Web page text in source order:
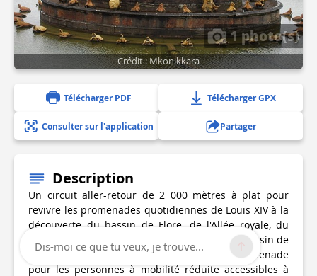
1 photo(s)
Crédit : Mkonikkara
Télécharger PDF Télécharger GPX
Consulter sur l'application Partager
Description
Un circuit aller-retour de 2 000 mètres à plat pour
revivre les promenades quotidiennes de Louis XIV à la
découverte du bassin de Flore, de l'Allée royale, du
bassin de Cérès, du bassin du Dragon et du bassin de
Neptune dans le jardin de Versailles. Une promenade
pour les personnes à mobilité réduite accessibles à
Dis-moi ce que tu veux, je trouve...